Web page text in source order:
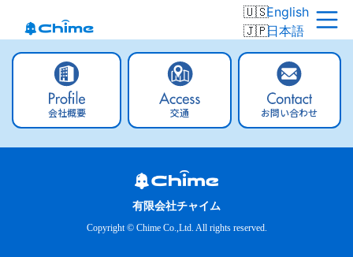
English
日本語
会社概要 交通 お問い合わせ
有限会社チャイム
Copyright © Chime Co.,Ltd. All rights reserved.